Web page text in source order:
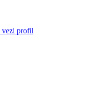
vezi profil